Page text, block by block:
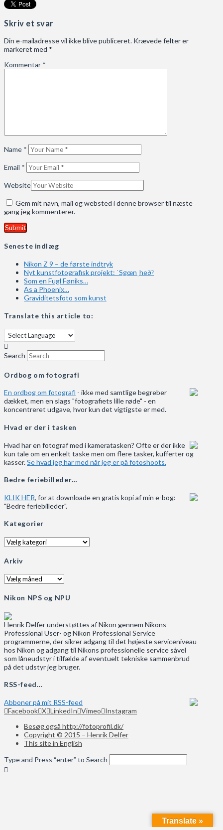
Skriv et svar
Din e-mailadresse vil ikke blive publiceret. Krævede felter er
markeret med *
Kommentar *
Name *
Email *
Website
Gem mit navn, mail og websted i denne browser til næste
gang jeg kommenterer.
Seneste indlæg
Nikon Z 9 – de første indtryk
Nyt kunstfotografisk projekt: ˈSgœnˌheðˀ
Som en Fugl Føniks…
As a Phoenix…
Graviditetsfoto som kunst
Translate this article to:
Search
Ordbog om fotografi
En ordbog om fotografi - ikke med samtlige begreber
dækket, men en slags "fotografiets lille røde" - en
koncentreret udgave, hvor kun det vigtigste er med.
Hvad er der i tasken
Hvad har en fotograf med i kameratasken? Ofte er der ikke
kun tale om en enkelt taske men om flere tasker, kufferter og
kasser.Se hvad jeg har med når jeg er på fotoshoots.
Bedre feriebilleder…
KLIK HER, for at downloade en gratis kopi af min e-bog:
"Bedre feriebilleder".
Kategorier
Kategorier
Arkiv
Arkiv
Nikon NPS og NPU
Henrik Delfer understøttes af Nikon gennem Nikons
Professional User- og Nikon Professional Service
programmerne, der sikrer adgang til det højeste serviceniveau
hos Nikon og adgang til Nikons professionelle service såvel
som låneudstyr i tilfælde af eventuelt tekniske sammenbrud
på det udstyr jeg bruger.
RSS-feed…
Abboner på mit RSS-feed
Facebook X LinkedIn Vimeo Instagram
Besøg også http://fotoprofil.dk/
Copyright © 2015 – Henrik Delfer
This site in English
Type and Press “enter” to Search
Translate »